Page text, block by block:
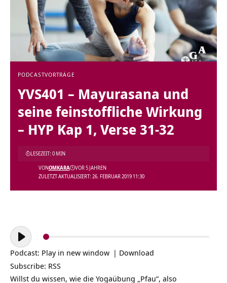
PODCASTVORTRÄGE
YVS401 – Mayurasana und
seine feinstoffliche Wirkung
– HYP Kap 1, Verse 31-32
ZULETZT AKTUALISIERT: 26. FEBRUAR 2019 11:30
VONOMKARA VOR 5 JAHREN
LESEZEIT: 0 MIN
Audio-
Player
Podcast: Play in new window | Download
Subscribe: RSS
Willst du wissen, wie die Yogaübung „Pfau“, also